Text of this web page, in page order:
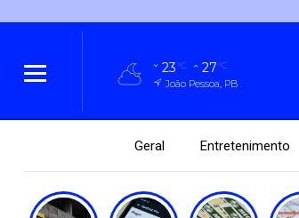
23°C 27°C
João Pessoa, PB
Geral Entretenimento